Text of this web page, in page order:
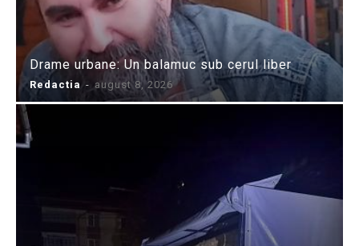
Drame urbane: Un balamuc sub cerul liber
Redactia - august 8, 2026